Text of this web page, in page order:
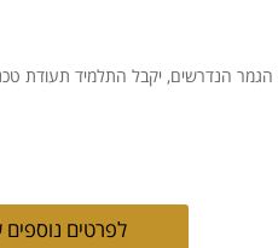
הנדרשים, יקבל התלמיד תעודת
לפרטים נוספים